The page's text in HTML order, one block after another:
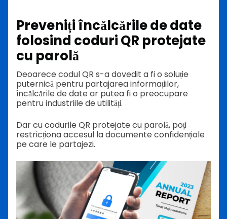
Preveniți încălcările de date
folosind coduri QR protejate
cu parolă
Deoarece codul QR s-a dovedit a fi o soluție
puternică pentru partajarea informațiilor,
încălcările de date ar putea fi o preocupare
pentru industriile de utilități.
Dar cu codurile QR protejate cu parolă, poți
restricționa accesul la documente confidențiale
pe care le partajezi.